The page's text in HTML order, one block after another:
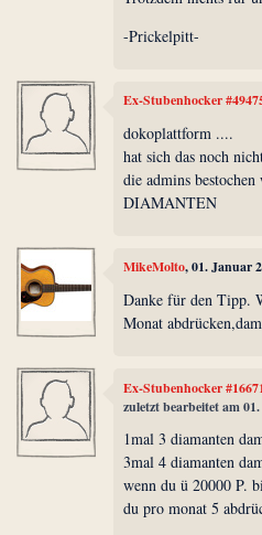
-Prickelpitt-
Ex-Stubenhocker
dokoplattform ....
hat sich das noch
die admins
DIAMANTEN
MikeMolto, 01. Januar
Danke für den Tipp.
Monat
Ex-Stubenhocker
zuletzt bearbeitet am
1mal 3 diamanten
3mal 4 diamanten
wenn du ü 20000 P.
du pro monat 5